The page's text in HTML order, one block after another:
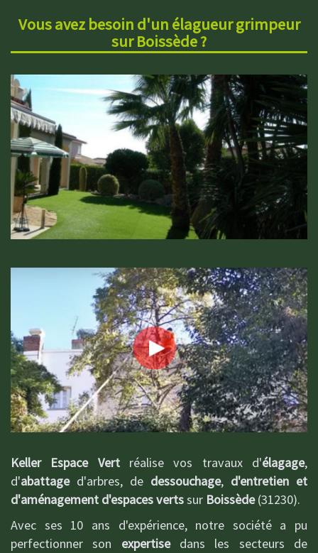
Vous avez besoin d'un élagueur grimpeur
sur Boissède ?
Keller Espace Vertréalise vos travaux d'élagage,
d'abattaged'arbres, de dessouchage, d'entretien et
d'aménagement d'espaces vertssur Boissède(31230).
Avec ses 10 ans d'expérience, notre société a pu
perfectionner son expertisedans les secteurs de